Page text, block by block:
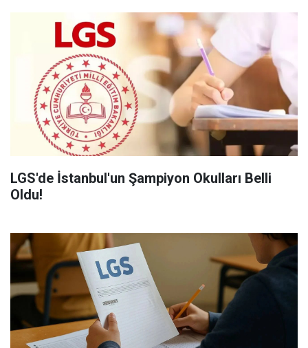
LGS'de İstanbul'un Şampiyon Okulları Belli
Oldu!